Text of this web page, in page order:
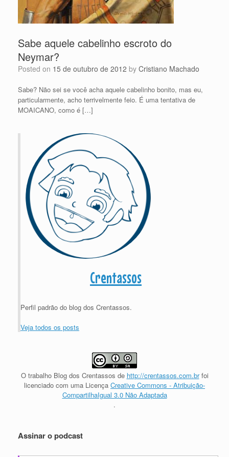
Sabe aquele cabelinho escroto do
Neymar?
Posted on 15 de outubro de 2012 by Cristiano Machado
Sabe? Não sei se você acha aquele cabelinho bonito, mas eu,
particularmente, acho terrivelmente feio. É uma tentativa de
MOAICANO, como é […]
Crentassos
Perfil padrão do blog dos Crentassos.
Veja todos os posts
O trabalho Blog dos Crentassos de http://crentassos.com.brfoi
licenciado com uma Licença Creative Commons - Atribuição-
CompartilhaIgual 3.0 Não Adaptada
.
Assinar o podcast